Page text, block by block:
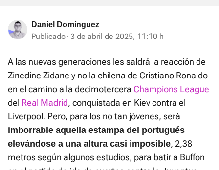
Daniel Domínguez
Publicado 3 de abril de 2025, 11:10 h
A las nuevas generaciones les saldrá la reacción de
Zinedine Zidane y no la chilena de Cristiano Ronaldo
en el camino a la decimotercera Champions League
del Real Madrid, conquistada en Kiev contra el
Liverpool. Pero, para los no tan jóvenes, será
imborrable aquella estampa del portugués
elevándose a una altura casi imposible, 2,38
metros según algunos estudios, para batir a Buffon